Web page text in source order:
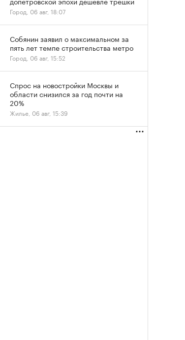
Город, 06 авг, 18:07
Собянин заявил о максимальном за
пять лет темпе строительства метро
Город, 06 авг, 15:52
Спрос на новостройки Москвы и
области снизился за год почти на
20%
Жилье, 06 авг, 15:39